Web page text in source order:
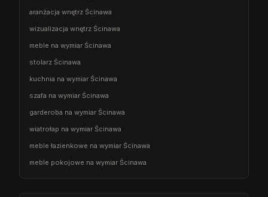
aranżacja wnętrz Ścinawa
wizualizacja wnętrz Ścinawa
meble na wymiar Ścinawa
stolarz Ścinawa
kuchnia na wymiar Ścinawa
szafa na wymiar Ścinawa
garderoba na wymiar Ścinawa
wiatrołap na wymiar Ścinawa
meble łazienkowe na wymiar Ścinawa
meble pokojowe na wymiar Ścinawa